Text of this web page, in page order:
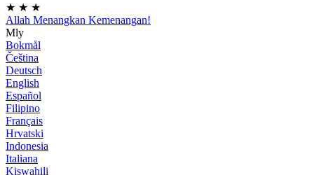
★ ★ ★
Allah Menangkan Kemenangan!
Mly
Bokmål
Čeština
Deutsch
English
Español
Filipino
Français
Hrvatski
Indonesia
Italiana
Kiswahili